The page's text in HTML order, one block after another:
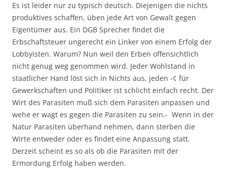
Es ist leider nur zu typisch deutsch. Diejenigen die nichts
produktives schaffen, üben jede Art von Gewalt gegen
Eigentümer aus. Ein DGB Sprecher findet die
Erbschaftsteuer ungerecht ein Linker von einem Erfolg der
Lobbyisten. Warum? Nun weil den Erben offensichtlich
nicht genug weg genommen wird. Jeder Wohlstand in
staatlicher Hand löst sich in Nichts aus, jeden -¢ für
Gewerkschaften und Politiker ist schlicht einfach recht. Der
Wirt des Parasiten muß sich dem Parasiten anpassen und
wehe er wagt es gegen die Parasiten zu sein.- Wenn in der
Natur Parasiten überhand nehmen, dann sterben die
Wirte entweder oder es findet eine Anpassung statt.
Derzeit scheint es so als ob die Parasiten mit der
Ermordung Erfolg haben werden.